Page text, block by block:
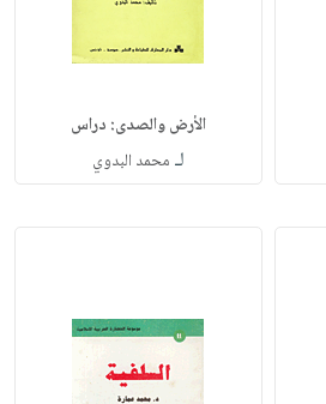
الأرض والصدى: دراس
لـ محمد البدوي